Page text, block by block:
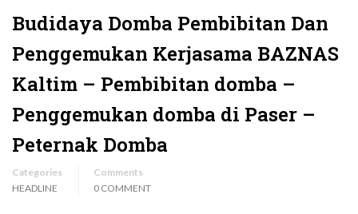
Budidaya Domba Pembibitan Dan
Penggemukan Kerjasama BAZNAS
Kaltim – Pembibitan domba –
Penggemukan domba di Paser –
Peternak Domba
Categories
HEADLINE
Comments
0 COMMENT